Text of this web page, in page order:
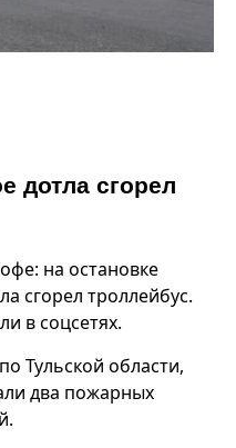
дотла сгорел
на остановке
сгорел троллейбус.
в соцсетях.
Тульской области,
два пожарных